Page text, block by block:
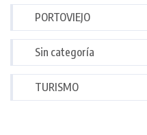
PORTOVIEJO
Sin categoría
TURISMO